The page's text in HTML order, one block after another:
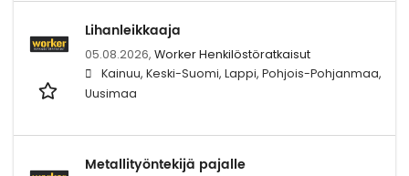
Lihanleikkaaja
05.08.2026, Worker Henkilöstöratkaisut
Kainuu, Keski-Suomi, Lappi, Pohjois-Pohjanmaa,
Uusimaa
Metallityöntekijä pajalle